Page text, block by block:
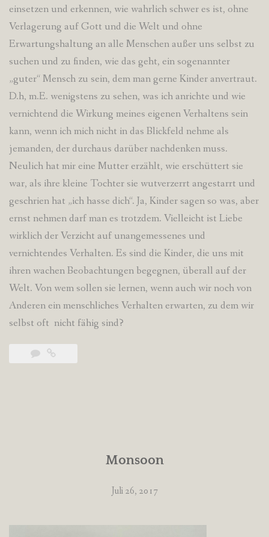
einsetzen und erkennen, wie wahrlich schwer es ist, ohne
Verlagerung auf Gott und die Welt und ohne
Erwartungshaltung an alle Menschen außer uns selbst zu
suchen und zu finden, wie das geht, ein sogenannter
„guter“ Mensch zu sein, dem man gerne Kinder anvertraut.
D.h, m.E. wenigstens zu sehen, was ich anrichte und wie
vernichtend die Wirkung meines eigenen Verhaltens sein
kann, wenn ich mich nicht in das Blickfeld nehme als
jemanden, der durchaus darüber nachdenken muss.
Neulich hat mir eine Mutter erzählt, wie erschüttert sie
war, als ihre kleine Tochter sie wutverzerrt angestarrt und
geschrien hat „ich hasse dich“. Ja, Kinder sagen so was, aber
ernst nehmen darf man es trotzdem. Vielleicht ist Liebe
wirklich der Verzicht auf unangemessenes und
vernichtendes Verhalten. Es sind die Kinder, die uns mit
ihren wachen Beobachtungen begegnen, überall auf der
Welt. Von wem sollen sie lernen, wenn auch wir noch von
Anderen ein menschliches Verhalten erwarten, zu dem wir
selbst oft nicht fähig sind?
Monsoon
Juli 26, 2017